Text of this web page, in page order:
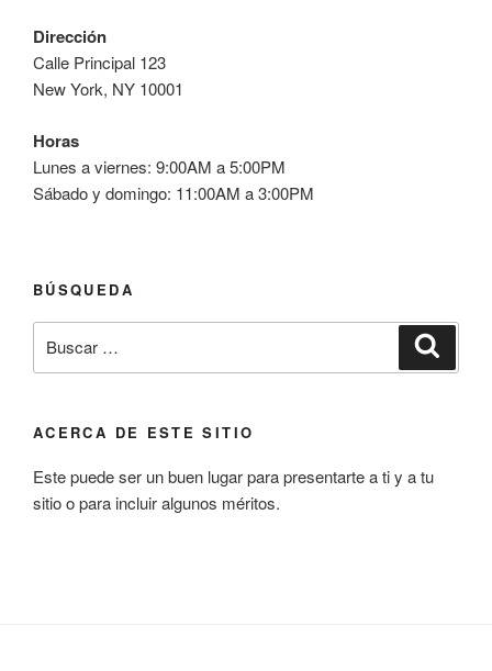
Dirección
Calle Principal 123
New York, NY 10001
Horas
Lunes a viernes: 9:00AM a 5:00PM
Sábado y domingo: 11:00AM a 3:00PM
BÚSQUEDA
por:
ACERCA DE ESTE SITIO
Este puede ser un buen lugar para presentarte a ti y a tu
sitio o para incluir algunos méritos.